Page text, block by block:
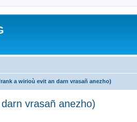
a wirioù evit an darn vrasañ anezho)
vrasañ anezho)